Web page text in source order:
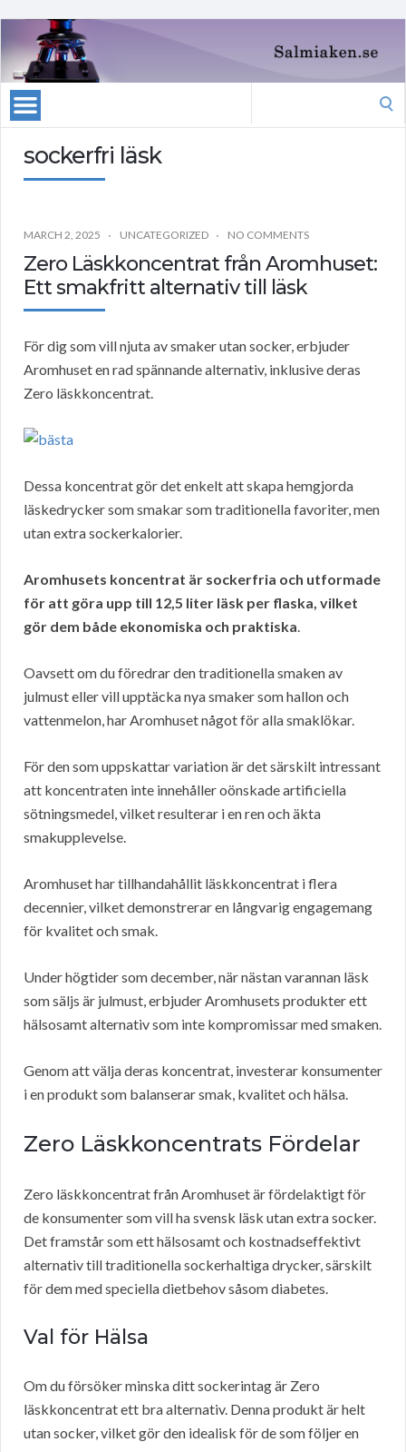
sockerfri läsk
MARCH 2, 2025 UNCATEGORIZED NO COMMENTS
Zero Läskkoncentrat från Aromhuset:
Ett smakfritt alternativ till läsk
För dig som vill njuta av smaker utan socker, erbjuder
Aromhuset en rad spännande alternativ, inklusive deras
Zero läskkoncentrat.
Dessa koncentrat gör det enkelt att skapa hemgjorda
läskedrycker som smakar som traditionella favoriter, men
utan extra sockerkalorier.
Aromhusets koncentrat är sockerfria och utformade
för att göra upp till 12,5 liter läsk per flaska, vilket
gör dem både ekonomiska och praktiska.
Oavsett om du föredrar den traditionella smaken av
julmust eller vill upptäcka nya smaker som hallon och
vattenmelon, har Aromhuset något för alla smaklökar.
För den som uppskattar variation är det särskilt intressant
att koncentraten inte innehåller oönskade artificiella
sötningsmedel, vilket resulterar i en ren och äkta
smakupplevelse.
Aromhuset har tillhandahållit läskkoncentrat i flera
decennier, vilket demonstrerar en långvarig engagemang
för kvalitet och smak.
Under högtider som december, när nästan varannan läsk
som säljs är julmust, erbjuder Aromhusets produkter ett
hälsosamt alternativ som inte kompromissar med smaken.
Genom att välja deras koncentrat, investerar konsumenter
i en produkt som balanserar smak, kvalitet och hälsa.
Zero Läskkoncentrats Fördelar
Zero läskkoncentrat från Aromhuset är fördelaktigt för
de konsumenter som vill ha svensk läsk utan extra socker.
Det framstår som ett hälsosamt och kostnadseffektivt
alternativ till traditionella sockerhaltiga drycker, särskilt
för dem med speciella dietbehov såsom diabetes.
Val för Hälsa
Om du försöker minska ditt sockerintag är Zero
läskkoncentrat ett bra alternativ. Denna produkt är helt
utan socker, vilket gör den idealisk för de som följer en